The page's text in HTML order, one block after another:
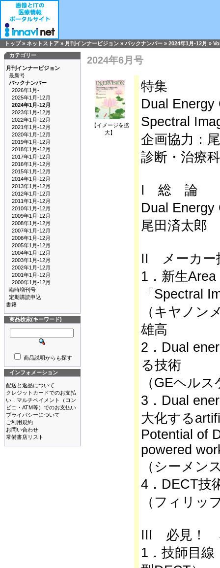
トップ» ネットストア » 月刊インナービジョン » バックナンバー » 2024年1月-12月 »
カテゴリー
月刊インナービジョン
最新号
バックナンバー
2026年1月-
2025年1月-12月
2024年1月-12月
2023年1月-12月
2022年1月-12月
2021年1月-12月
2020年1月-12月
2019年1月-12月
2018年1月-12月
2017年1月-12月
2016年1月-12月
2015年1月-12月
2014年1月-12月
2013年1月-12月
2012年1月-12月
2011年1月-12月
2010年1月-12月
2009年1月-12月
2008年1月-12月
2007年1月-12月
2006年1月-12月
2005年1月-12月
2004年1月-12月
2003年1月-12月
2002年1月-12月
2001年1月-12月
2000年1月-12月
臨時増刊号
定期購読申込
書籍
商品検索(キーワード)
商品説明からも探す
インフォメーション
配送と返品について
クレジットカードでのお支払
い，マルチペイメント（コン
ビニ・ATM等）でのお支払い
プライバシーについて
ご利用規約
お問い合わせ
常備書店リスト
2024年6月号
【イメージを拡
大】
特集
Dual Energy
Spectral
企画協力：
診断・治療
I 総 論
Dual
尾田済太郎
II メーカー
1．新生
「Spectral
（キヤノン
雄高
2．Dual
る技術
（GEヘル
3．Dual
大化する
Potential of
powered
（シーメン
4．DECT技
（フィリッ
III 必見！
1．技師目